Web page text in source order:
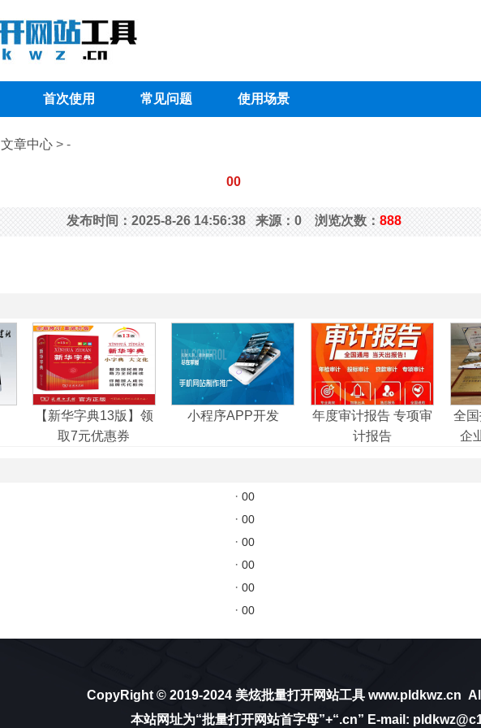
首次使用 常见问题 使用场景
文章中心 > -
00
发布时间：2025-8-26 14:56:38 来源：0 浏览次数： 888
【新华字典13版】领
取7元优惠券
小程序APP开发
年度审计报告 专项审
计报告
全
企
· 00
· 00
· 00
· 00
· 00
· 00
CopyRight © 2019-2024 美炫批量打开网站工具 www.pldkwz.cn
本站网址为“批量打开网站首字母”+“.cn” E-mail: